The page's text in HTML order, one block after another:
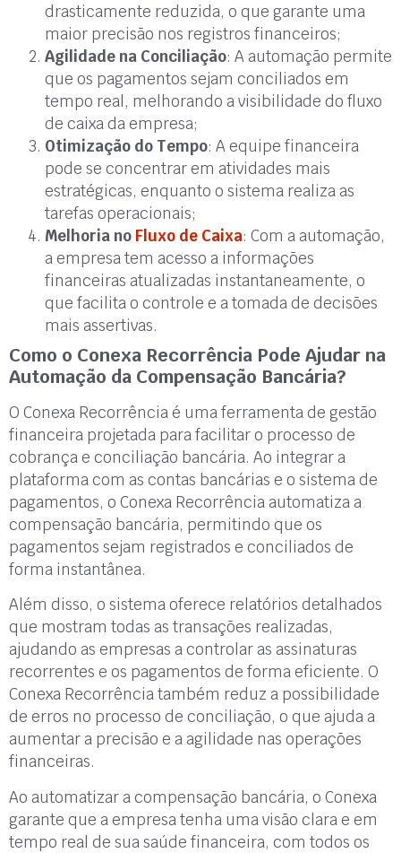
drasticamente reduzida, o que garante uma
maior precisão nos registros financeiros;
Agilidade na Conciliação: A automação permite
que os pagamentos sejam conciliados em
tempo real, melhorando a visibilidade do fluxo
de caixa da empresa;
Otimização do Tempo: A equipe financeira
pode se concentrar em atividades mais
estratégicas, enquanto o sistema realiza as
tarefas operacionais;
Melhoria no Fluxo de Caixa: Com a automação,
a empresa tem acesso a informações
financeiras atualizadas instantaneamente, o
que facilita o controle e a tomada de decisões
mais assertivas.
Como o Conexa Recorrência Pode Ajudar na
Automação da Compensação Bancária?
O Conexa Recorrência é uma ferramenta de gestão
financeira projetada para facilitar o processo de
cobrança e conciliação bancária. Ao integrar a
plataforma com as contas bancárias e o sistema de
pagamentos, o Conexa Recorrência automatiza a
compensação bancária, permitindo que os
pagamentos sejam registrados e conciliados de
forma instantânea.
Além disso, o sistema oferece relatórios detalhados
que mostram todas as transações realizadas,
ajudando as empresas a controlar as assinaturas
recorrentes e os pagamentos de forma eficiente. O
Conexa Recorrência também reduz a possibilidade
de erros no processo de conciliação, o que ajuda a
aumentar a precisão e a agilidade nas operações
financeiras.
Ao automatizar a compensação bancária, o Conexa
garante que a empresa tenha uma visão clara e em
tempo real de sua saúde financeira, com todos os